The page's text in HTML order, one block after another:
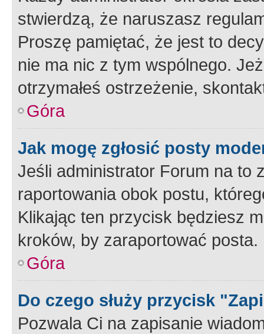
stwierdzą, że naruszasz
Proszę pamiętać, że jest to
nie ma nic z tym wspólnego.
otrzymałeś ostrzeżenie,
Góra
Jak mogę zgłosić posty
Jeśli administrator Forum na to
raportowania obok postu,
Klikając ten przycisk będziesz
kroków, by zaraportować posta.
Góra
Do czego służy przycisk
Pozwala Ci na zapisanie